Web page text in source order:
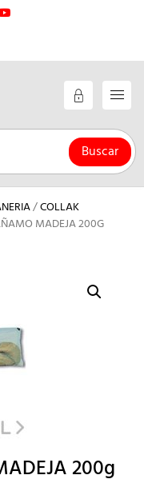
Buscar
/COLLAK
MADEJA 200G
200g